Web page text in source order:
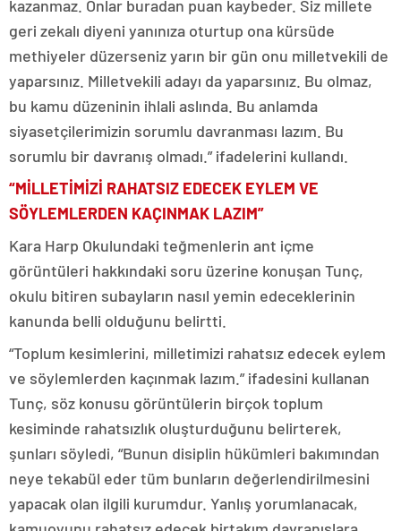
kazanmaz. Onlar buradan puan kaybeder. Siz millete
geri zekalı diyeni yanınıza oturtup ona kürsüde
methiyeler düzerseniz yarın bir gün onu milletvekili de
yaparsınız. Milletvekili adayı da yaparsınız. Bu olmaz,
bu kamu düzeninin ihlali aslında. Bu anlamda
siyasetçilerimizin sorumlu davranması lazım. Bu
sorumlu bir davranış olmadı.” ifadelerini kullandı.
“MİLLETİMİZİ RAHATSIZ EDECEK EYLEM VE
SÖYLEMLERDEN KAÇINMAK LAZIM”
Kara Harp Okulundaki teğmenlerin ant içme
görüntüleri hakkındaki soru üzerine konuşan Tunç,
okulu bitiren subayların nasıl yemin edeceklerinin
kanunda belli olduğunu belirtti.
“Toplum kesimlerini, milletimizi rahatsız edecek eylem
ve söylemlerden kaçınmak lazım.” ifadesini kullanan
Tunç, söz konusu görüntülerin birçok toplum
kesiminde rahatsızlık oluşturduğunu belirterek,
şunları söyledi, “Bunun disiplin hükümleri bakımından
neye tekabül eder tüm bunların değerlendirilmesini
yapacak olan ilgili kurumdur. Yanlış yorumlanacak,